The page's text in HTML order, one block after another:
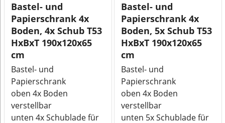
Bastel- und
Papierschrank 4x
Boden, 4x Schub T53
HxBxT 190x120x65
cm
Bastel- und
Papierschrank
oben 4x Boden
verstellbar
unten 4x Schublade für
Bastel- und
Papierschrank 4x
Boden, 5x Schub T53
HxBxT 190x120x65
cm
Bastel- und
Papierschrank
oben 4x Boden
verstellbar
unten 5x Schublade für